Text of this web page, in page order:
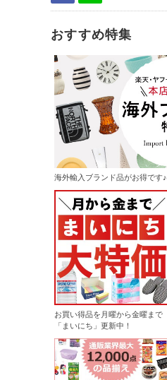
おすすめ特集
海外輸入ブランド品がお得です♪
お買い得品を月曜から金曜まで
「まいにち」更新中！